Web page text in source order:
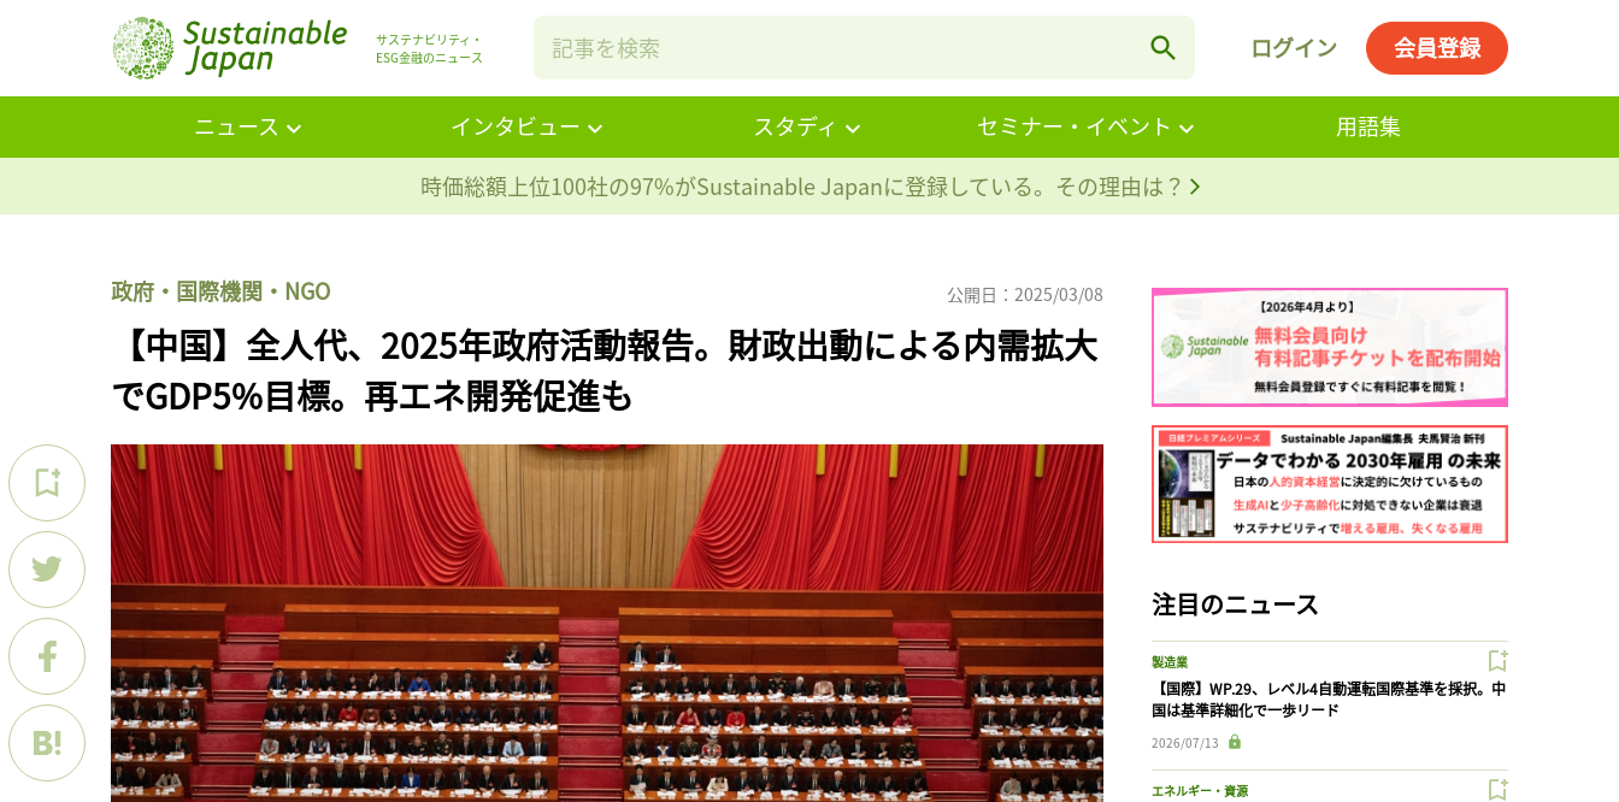
サステナビリティ・
ESG金融のニュース
ログイン 会員登録
ニュース インタビュー スタディ セミナー・イベント
用語集
時価総額上位100社の97%がSustainable Japanに登録している。その理由は？
政府・国際機関・NGO 公開日：2025/03/08
【中国】全人代、2025年政府活動報告。財政出動による内需拡大
でGDP5%目標。再エネ開発促進も
注目のニュース
製造業
【国際】WP.29、レベル4自動運転国際基準を採択。中
国は基準詳細化で一歩リード
2026/07/13
エネルギー・資源